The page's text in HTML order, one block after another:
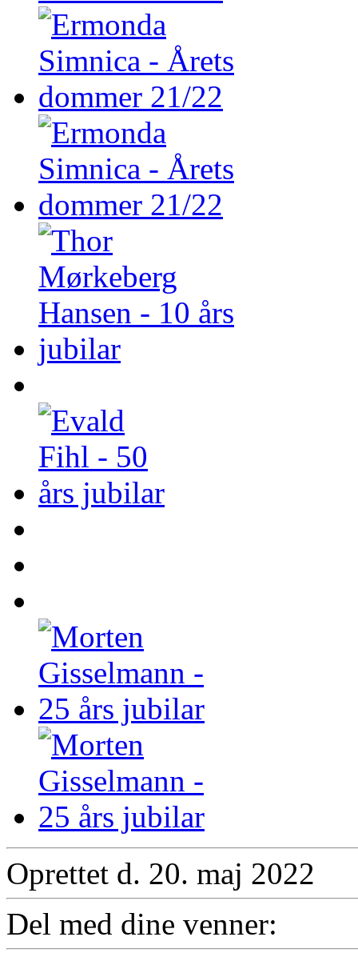
Oprettet d. 20. maj 2022
Del med dine venner: